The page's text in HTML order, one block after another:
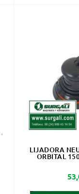
LIJADORA
ORBITAL